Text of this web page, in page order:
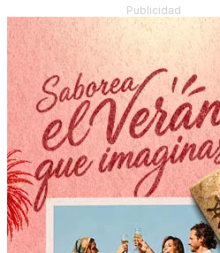
Publicidad